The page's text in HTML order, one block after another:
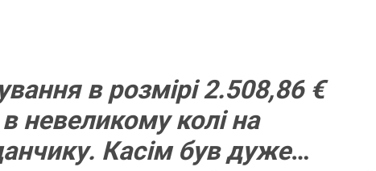
в розмірі 2.508,86 €
невеликому колі на
Касім був дуже